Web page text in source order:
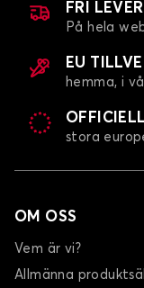
FRI
På hela
EU
hemma, i
stora
OM OSS
Vem är vi?
Allmänna